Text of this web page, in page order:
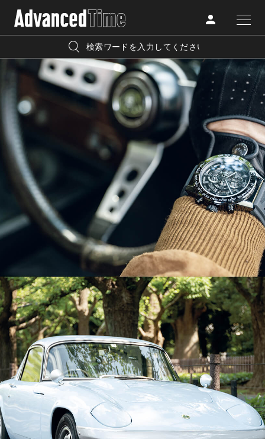
CATEGORY
FASHION
BEAUTY
TRAVEL
LIFESTYLE
FOLLOW US
AdvancedClub
『AdvancedTime』は、自由でしなやかに生きるハイエンド
な大人達におくる、スペシャルイシュー満載のメディア。
高感度なファッション、カルチャーに溺愛、未知の幅広い
教養を求め、今までの人生で積んだ経験、知見を余裕をも
って楽しみながら、進化するソーシャルに寄り添いたい。
何かに縛られていた時間から解き放たれつつある世代の
ライフスタイルを豊かに彩る『AdvancedTime』が発信する
情報をさらに充実し、より速やかに、活用できる
「AdvancedClub」会員組織を設けました。
「AdvancedClub」会員に登録すると、プレゼント応募情報
の一覧、プレミアムな会員限定イベント、ブランドのエクス
クルーシブアイテムの紹介など、特別なコンテンツ情報を
メールマガジンでお届け致します。更に『AdvancedTime』
のタブロイドマガジンのご案内もあり、送付手数料のみを
ご負担いただくことでお手元で『AdvancedTime』をお楽し
みいただけます。
登録は無料です。
人気の検索キーワード
プレゼント
インテリア
アイメイク